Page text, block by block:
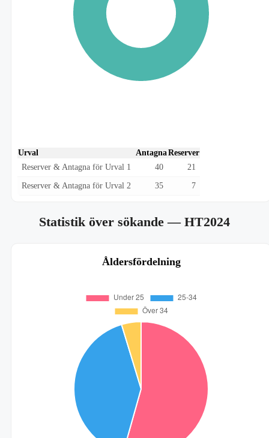
Urval AntagnaReserver
Reserver & Antagna för Urval 1
40 21
Reserver & Antagna för Urval 2 35 7
Statistik över sökande— HT2024
Åldersfördelning